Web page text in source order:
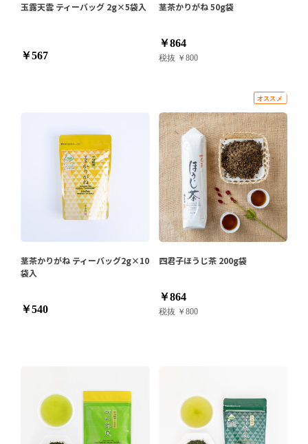
玉露天雲 ティーバッグ 2g×5袋入
￥567
茎茶かりがね 50g袋
￥864
税抜 ￥800
茎茶かりがね ティーバッグ2g×10
袋入
￥540
四君子ほうじ茶 200g袋
￥864
税抜 ￥800